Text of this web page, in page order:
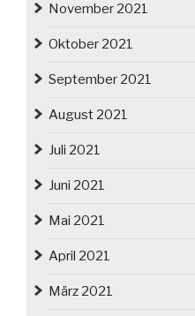
November 2021
Oktober 2021
September 2021
August 2021
Juli 2021
Juni 2021
Mai 2021
April 2021
März 2021